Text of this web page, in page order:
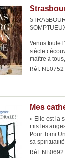
Venus toute
siècle
maître à
Réf. NB0752
Mes
« Elle est la
mis les
Pour Tomi
sa
Réf. NB0692